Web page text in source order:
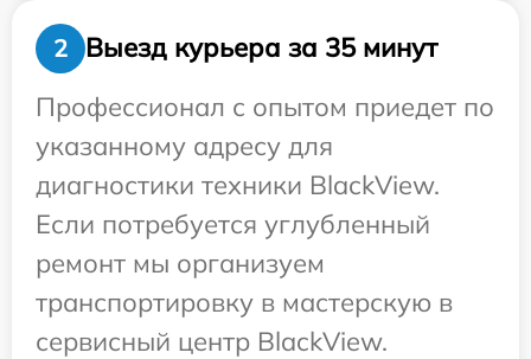
2
Выезд курьера за 35 минут
Профессионал с опытом приедет по
указанному адресу для
диагностики техники BlackView.
Если потребуется углубленный
ремонт мы организуем
транспортировку в мастерскую в
сервисный центр BlackView.